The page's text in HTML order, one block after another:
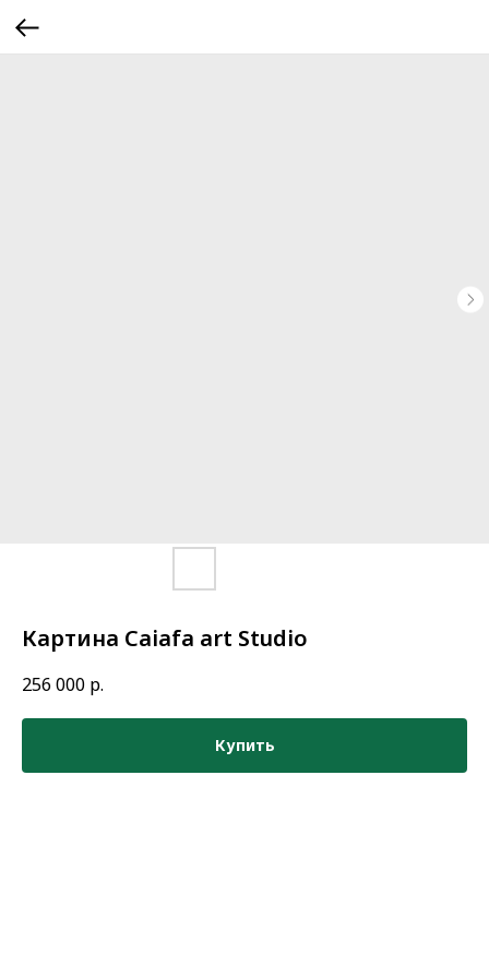
Картина Caiafa art Studio
256 000 р.
Купить